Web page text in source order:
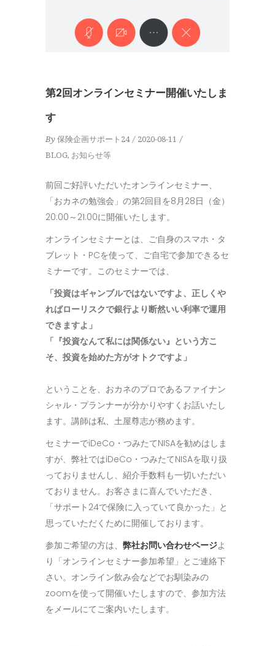
第2回オンラインセミナー開催いたしま
す
By 保険企画サポート24
2020-08-11
BLOG, お知らせ等
前回ご好評いただいたオンラインセミナー、
「おカネの勉強会」の第2回目を8月28日（金）
20:00～21:00に開催いたします。
オンラインセミナーとは、ご自身のスマホ・タ
ブレット・PCを使って、ご自宅で参加できるセ
ミナーです。このセミナーでは、
「投資はギャンブルではないですよ、正しくや
ればローリスクで銀行より断然いい利率で運用
できますよ」
「『投資なんて私には関係ない』という方こ
そ、投資を始めた方がオトクですよ」
ということを、おカネのプロであるファイナン
シャル・プランナーが分かりやすくお話いたし
ます。講師は私、土屋尊志が務めます。
セミナーでiDeCo・つみたてNISAを勧めはしま
すが、弊社ではiDeCo・つみたてNISAを取り扱
っておりませんし、紹介手数料も一切いただい
ておりません。お客さまに喜んでいただき、
「サポート24で保険に入っていて良かった」と
思っていただくために開催しております。
参加ご希望の方は、 弊社お問い合わせページよ
り「オンラインセミナー参加希望」とご連絡下
さい。オンライン飲み会などでお馴染みの
zoomを使って開催いたしますので、参加方法
をメールにてご案内いたします。